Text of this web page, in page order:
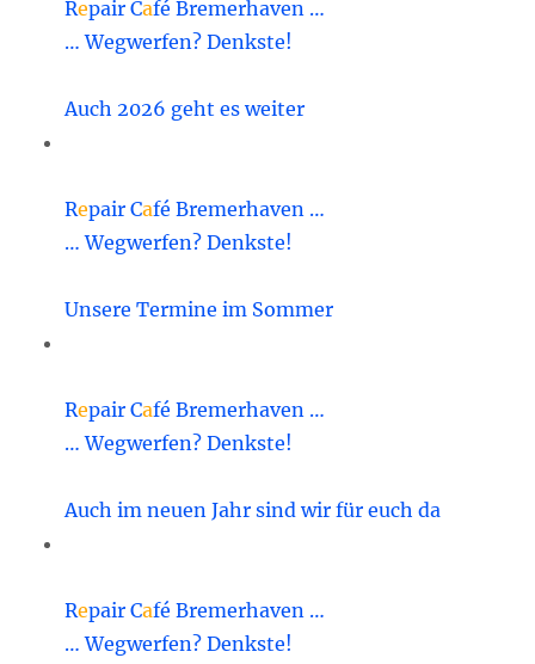
Repair Café Bremerhaven …
… Wegwerfen? Denkste!
Auch 2026 geht es weiter
Repair Café Bremerhaven …
… Wegwerfen? Denkste!
Unsere Termine im Sommer
Repair Café Bremerhaven …
… Wegwerfen? Denkste!
Auch im neuen Jahr sind wir für euch da
Repair Café Bremerhaven …
… Wegwerfen? Denkste!